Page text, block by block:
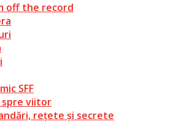
off the record
SFF
spre viitor
rețete și secrete